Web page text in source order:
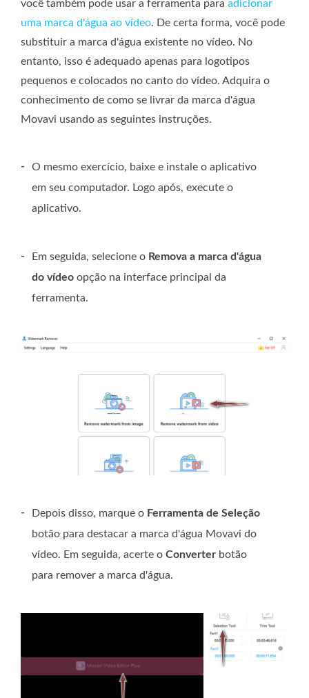
você também pode usar a ferramenta para adicionar
uma marca d'água ao vídeo. De certa forma, você pode
substituir a marca d'água existente no vídeo. No
entanto, isso é adequado apenas para logotipos
pequenos e colocados no canto do vídeo. Adquira o
conhecimento de como se livrar da marca d'água
Movavi usando as seguintes instruções.
-
O mesmo exercício, baixe e instale o aplicativo
em seu computador. Logo após, execute o
aplicativo.
- Em seguida, selecione o Remova a marca d'água
do vídeo opção na interface principal da
ferramenta.
- Depois disso, marque o Ferramenta de Seleção
botão para destacar a marca d'água Movavi do
vídeo. Em seguida, acerte o Converter botão
para remover a marca d'água.